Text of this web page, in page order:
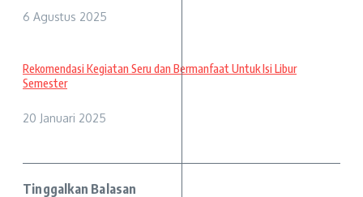
6 Agustus 2025
Rekomendasi Kegiatan Seru dan Bermanfaat Untuk Isi Libur
Semester
20 Januari 2025
Tinggalkan Balasan